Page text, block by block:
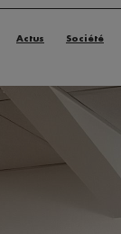
Actus Société